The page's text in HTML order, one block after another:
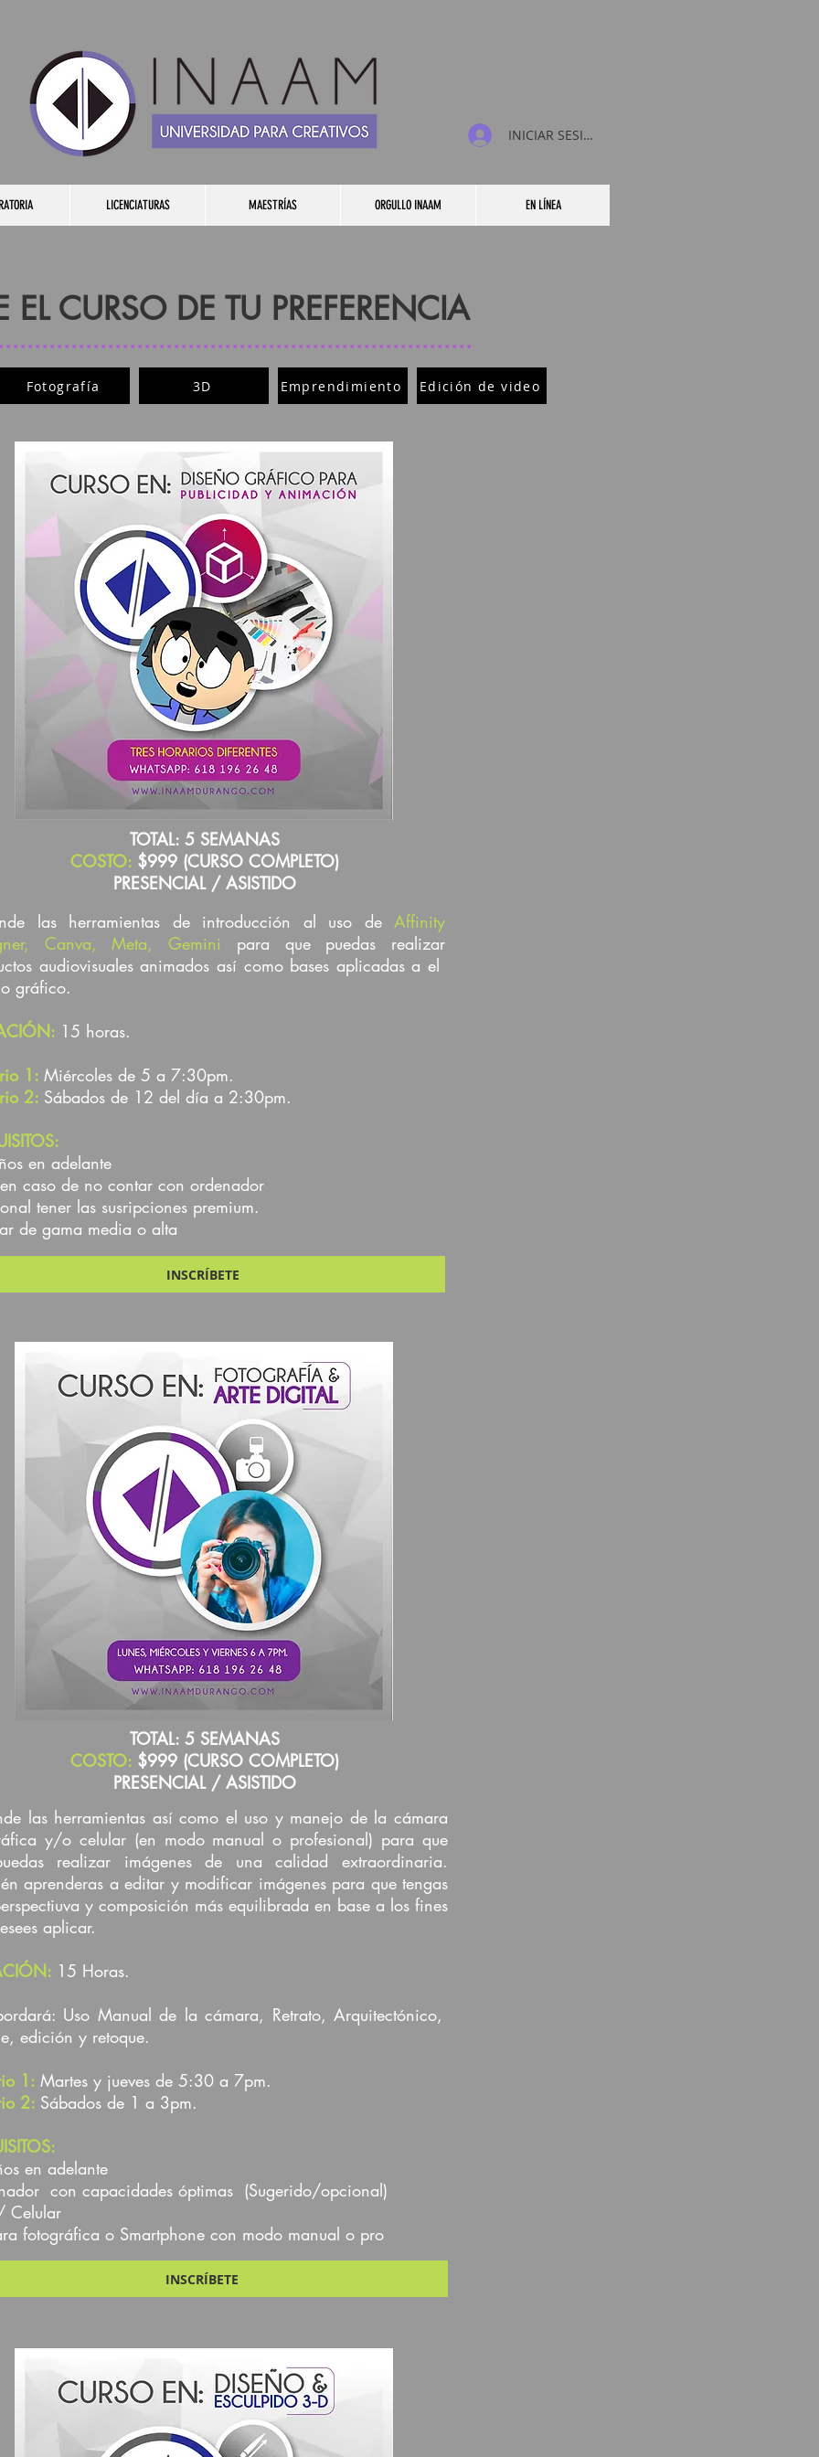
INICIAR SESIÓN
LICENCIATURAS MAESTRÍAS ORGULLO INAAM EN LÍNEA
EL CURSO DE TU PREFERENCIA
Fotografía 3D Emprendimiento Edición de video
TOTAL: 5 SEMANAS
COSTO: $999 (CURSO COMPLETO)
PRESENCIAL / ASISTIDO
las herramientas de introducción al uso de Affinity
Canva, Meta, Gemini para que puedas realizar
audiovisuales animados así como bases aplicadas a el
gráfico.
15 horas.
1: Miércoles de 5 a 7:30pm.
2: Sábados de 12 del día a 2:30pm.
en adelante
caso de no contar con ordenador
tener las susripciones premium.
de gama media o alta
INSCRÍBETE
TOTAL: 5 SEMANAS
COSTO: $999 (CURSO COMPLETO)
PRESENCIAL / ASISTIDO
las herramientas así como el uso y manejo de la cámara
y/o celular (en modo manual o profesional) para que
realizar imágenes de una calidad extraordinaria.
aprenderas a editar y modificar imágenes para que tengas
y composición más equilibrada en base a los fines
aplicar.
15 Horas.
Uso Manual de la cámara, Retrato, Arquitectónico,
edición y retoque.
1: Martes y jueves de 5:30 a 7pm.
2: Sábados de 1 a 3pm.
en adelante
con capacidades óptimas (Sugerido/opcional)
Celular
fotográfica o Smartphone con modo manual o pro
INSCRÍBETE